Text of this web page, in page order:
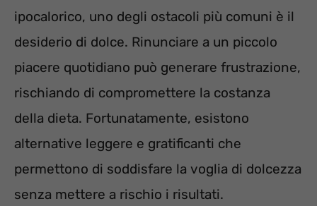
ipocalorico, uno degli ostacoli più comuni è il
desiderio di dolce. Rinunciare a un piccolo
piacere quotidiano può generare frustrazione,
rischiando di compromettere la costanza
della dieta. Fortunatamente, esistono
alternative leggere e gratificanti che
permettono di soddisfare la voglia di dolcezza
senza mettere a rischio i risultati.